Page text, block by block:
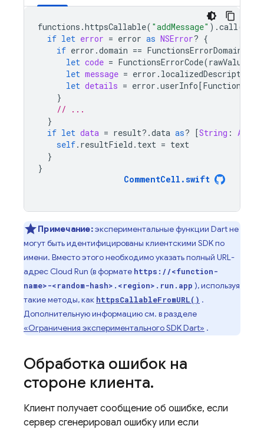
functions .httpsCallable( "addMessage" ).call([
if let error = error as NSError? {
if error .domain == FunctionsErrorDomain
let code = FunctionsErrorCode(rawValue
let message = error . localizedDescription
let details = error .userInfo[
}
// ...
}
if let data = result?.data as? [String : Any
self. resultField . text = text
}
}
CommentCell .swift
Примечание:экспериментальные функции Dart не
могут быть идентифицированы клиентскими SDK по
имени. Вместо этого необходимо указать полный URL-
адрес Cloud Run (в формате https://<function-
name>-<random-hash>.<region>.run.app ), используя
такие методы, как httpsCallableFromURL() .
Дополнительную информацию см. в разделе
«Ограничения экспериментального SDK Dart» .
Обработка ошибок на
стороне клиента.
Клиент получает сообщение об ошибке, если
сервер сгенерировал ошибку или если